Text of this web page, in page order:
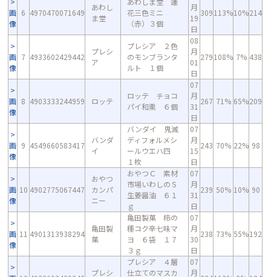
画
像
6 4970470071649
あわし
ま堂
花三色ミニ
（赤）３個
月
19
日
309113%10%214
画
像
7 4933602429442
プレシ
ア
プレシア ２色
のモンブランタ
ルト １個
08
月
01
日
279108% 7% 438
画
像
8 4903333244959 ロッテ
ロッテ チョコ
パイ和栗 ６個
07
月
31
日
267 71% 65%209
画
像
9 4549660583417
バンダ
イ
バンダイ 鬼滅
ディフォルメシ
ールウエハ四
１枚
07
月
15
日
243 70% 22% 98
画
像
10 4902775067447
おやつ
カンパ
ニー
おやつＣ 素材
市場いわしのＳ
生姜醤油 ６１
ｇ
07
月
31
日
239 50% 10% 90
画
像
11 4901313938294
亀田製
菓
亀田製菓 柿の
種コク辛七味マ
ヨ ６袋 １７
３ｇ
07
月
30
日
238 73% 55%192
プレシ
プレシア ４層
仕立てのマスカ
07
月